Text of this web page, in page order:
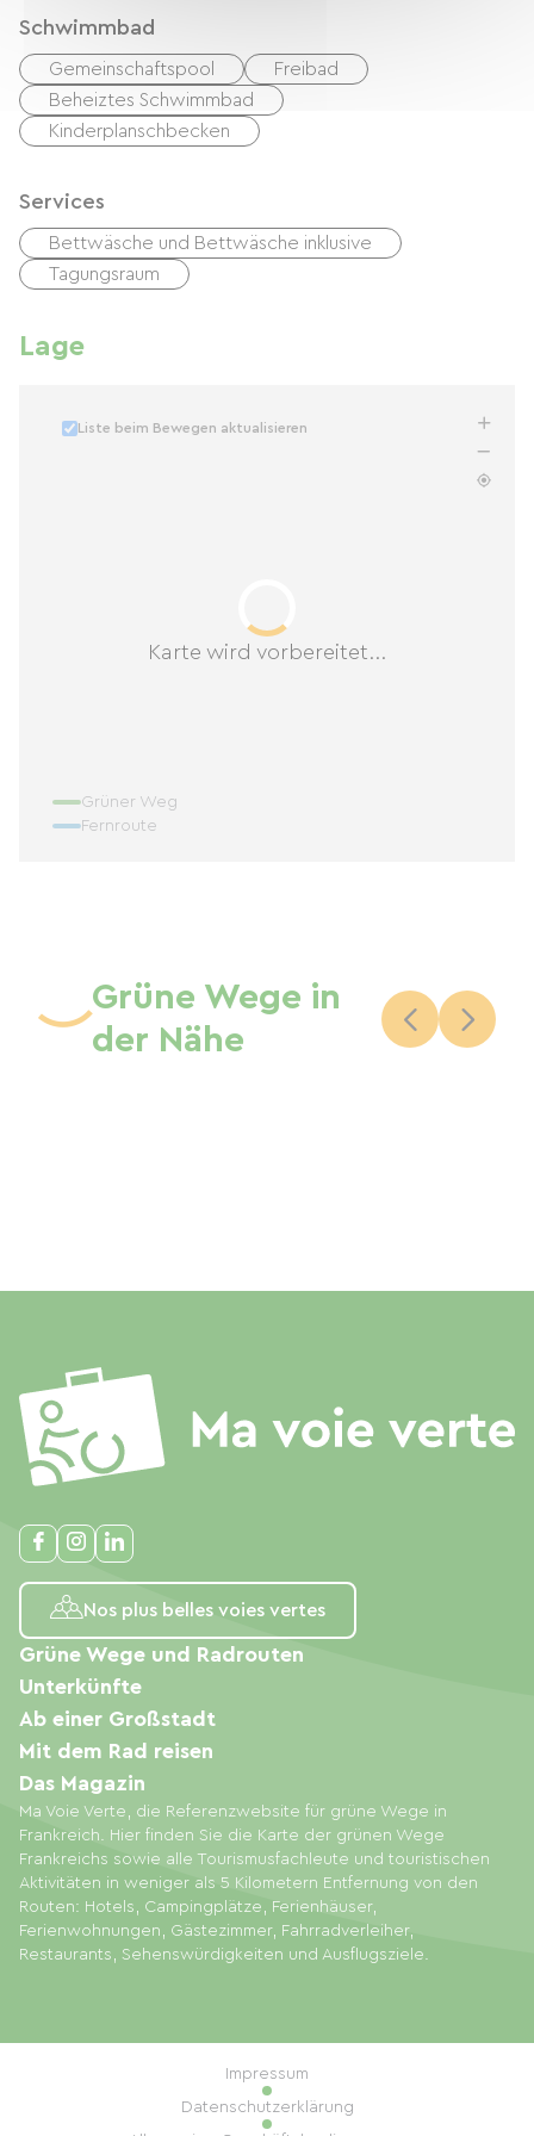
Schwimmbad
Gemeinschaftspool
Freibad
Beheiztes Schwimmbad
Kinderplanschbecken
Services
Bettwäsche und Bettwäsche inklusive
Tagungsraum
Lage
Karte wird vorbereitet...
Liste beim Bewegen aktualisieren
Grüner Weg
Fernroute
Grüne Wege in
der Nähe
Nos plus belles voies vertes
Ma Voie Verte, die Referenzwebsite für grüne Wege in
Frankreich. Hier finden Sie die Karte der grünen Wege
Frankreichs sowie alle Tourismusfachleute und touristischen
Aktivitäten in weniger als 5 Kilometern Entfernung von den
Routen: Hotels, Campingplätze, Ferienhäuser,
Ferienwohnungen, Gästezimmer, Fahrradverleiher,
Restaurants, Sehenswürdigkeiten und Ausflugsziele.
Grüne Wege und Radrouten
Unterkünfte
Ab einer Großstadt
Mit dem Rad reisen
Das Magazin
Impressum
Datenschutzerklärung